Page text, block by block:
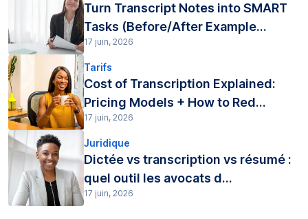
Turn Transcript Notes into SMART
Tasks (Before/After Example...
17 juin, 2026
Tarifs
Cost of Transcription Explained:
Pricing Models + How to Red...
17 juin, 2026
Juridique
Dictée vs transcription vs résumé :
quel outil les avocats d...
17 juin, 2026